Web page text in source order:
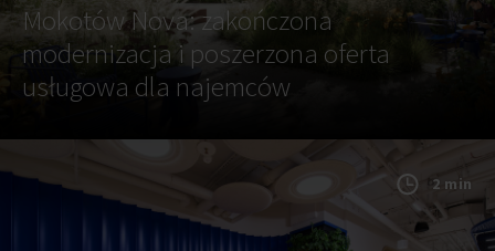
Mokotów Nova: zakończona
modernizacja i poszerzona oferta
usługowa dla najemców
2 min